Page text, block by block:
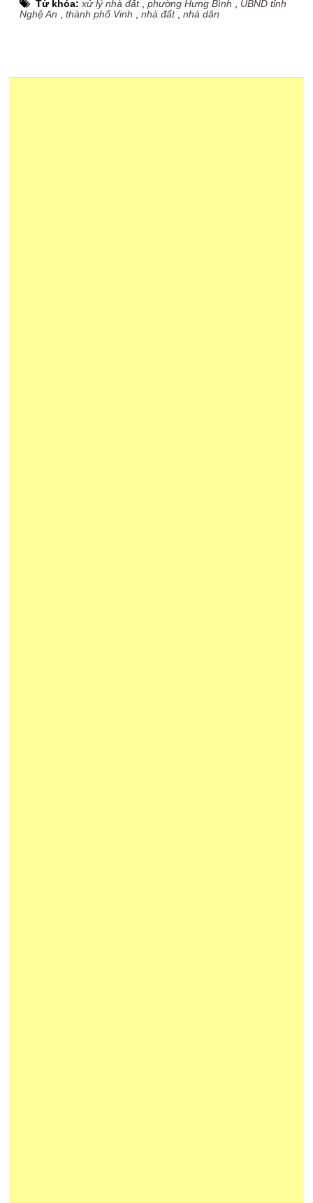
Từ khóa:xử lý nhà đất,phường Hưng Bình
UBND tỉnh
Nghệ An ,thành phố Vinh ,nhà đất,nhà dân